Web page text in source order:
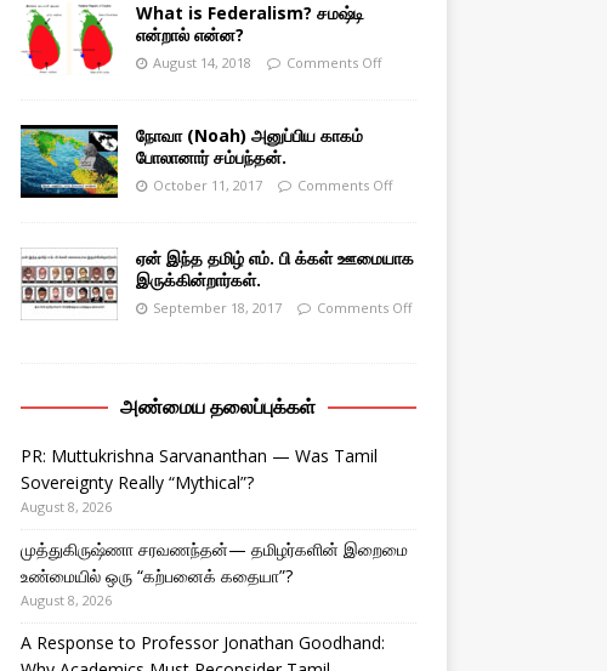
What is Federalism? சமஷ்டி
என்றால் என்ன?
August 14, 2018 Comments Off
நோவா (Noah) அனுப்பிய காகம்
போலானார் சம்பந்தன்.
October 11, 2017 Comments Off
ஏன் இந்த தமிழ் எம். பி க்கள் ஊமையாக
இருக்கின்றார்கள்.
September 18, 2017 Comments Off
அண்மைய தலைப்புக்கள்
PR: Muttukrishna Sarvananthan — Was Tamil
Sovereignty Really “Mythical”?
August 8, 2026
முத்துகிருஷ்ணா சரவணந்தன்— தமிழர்களின் இறைமை
உண்மையில் ஒரு “கற்பனைக் கதையா”?
August 8, 2026
A Response to Professor Jonathan Goodhand: